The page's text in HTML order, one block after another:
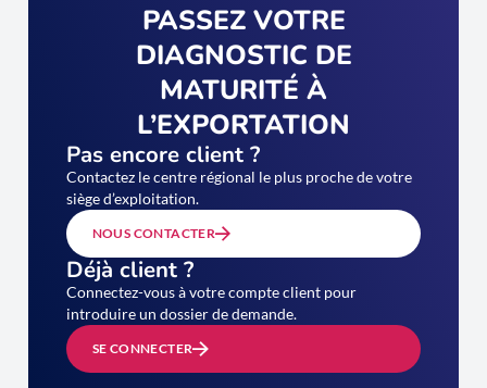
PASSEZ VOTRE
DIAGNOSTIC DE
MATURITÉ À
L’EXPORTATION
Pas encore client ?
Contactez le centre régional le plus proche de votre
siège d’exploitation.
NOUS CONTACTER
Déjà client ?
Connectez-vous à votre compte client pour
introduire un dossier de demande.
SE CONNECTER